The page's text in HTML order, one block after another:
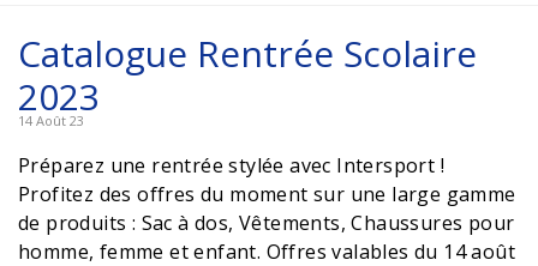
Catalogue Rentrée Scolaire
2023
14 Août 23
Préparez une rentrée stylée avec Intersport !
Profitez des offres du moment sur une large gamme
de produits : Sac à dos, Vêtements, Chaussures pour
homme, femme et enfant. Offres valables du 14 août